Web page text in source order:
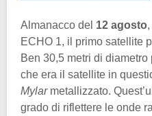
Almanacco del 12 agosto
ECHO 1, il primo satellite
Ben 30,5 metri di diametro
che era il satellite in
Mylarmetallizzato.
grado di riflettere le onde